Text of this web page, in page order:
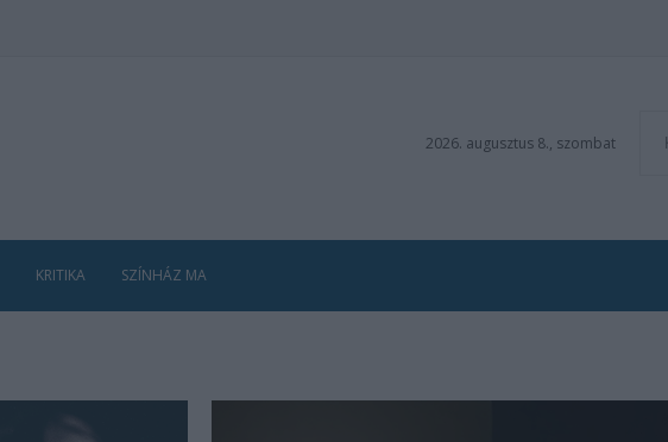
2026. augusztus 8., szombat
KRITIKA SZÍNHÁZ MA